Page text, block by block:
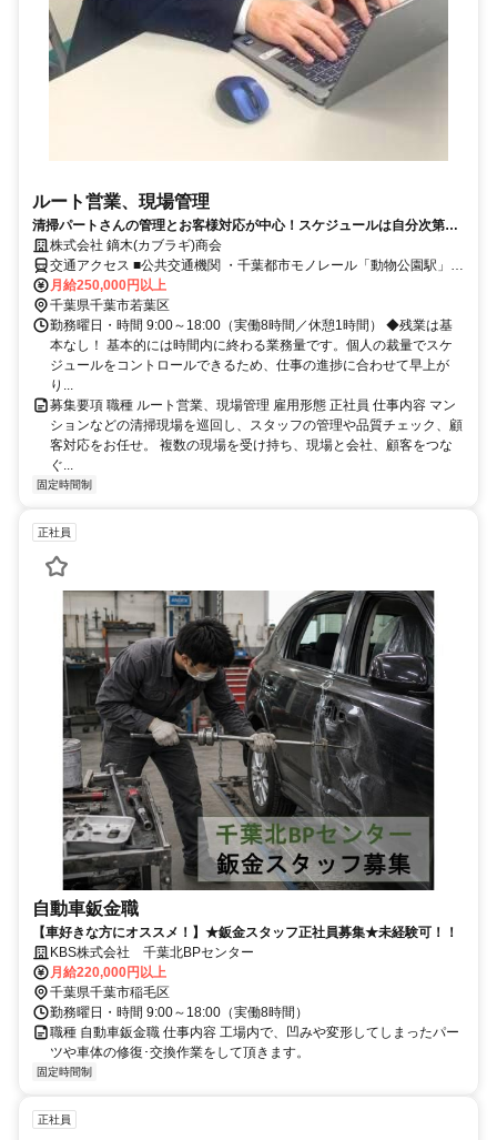
ルート営業、現場管理
清掃パートさんの管理とお客様対応が中心！スケジュールは自分次第◆
月給25万円～／土日祝休み／賞与あり
株式会社 鏑木(カブラギ)商会
交通アクセス ■公共交通機関 ・千葉都市モノレール「動物公園駅」よ
り徒歩9分 ・千葉都市モノレール「みつわ台駅」より徒歩10分 ■お車
でのアクセス ・京葉道路「穴川IC」より約12分 ・東関東自動車道
「千葉北IC」より約11分 ・JR「都賀駅」より約8分 ★国道16号近
く！車通勤OK（駐車場完備）
月給250,000円以上
千葉県千葉市若葉区
勤務曜日・時間 9:00～18:00（実働8時間／休憩1時間） ◆残業は基
本なし！ 基本的には時間内に終わる業務量です。個人の裁量でスケ
ジュールをコントロールできるため、仕事の進捗に合わせて早上が
り...
募集要項 職種 ルート営業、現場管理 雇用形態 正社員 仕事内容 マン
ションなどの清掃現場を巡回し、スタッフの管理や品質チェック、顧
客対応をお任せ。 複数の現場を受け持ち、現場と会社、顧客をつな
ぐ...
固定時間制
正社員
自動車鈑金職
【車好きな方にオススメ！】★鈑金スタッフ正社員募集★未経験可！！
KBS株式会社 千葉北BPセンター
月給220,000円以上
千葉県千葉市稲毛区
勤務曜日・時間 9:00～18:00（実働8時間）
職種 自動車鈑金職 仕事内容 工場内で、凹みや変形してしまったパー
ツや車体の修復･交換作業をして頂きます。
固定時間制
正社員